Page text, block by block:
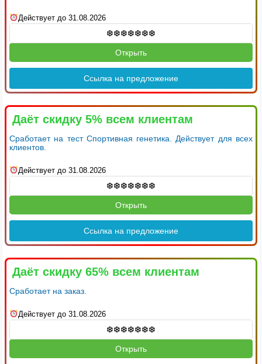
Действует до 31.08.2026
Открыть
Ссылка на предложение
Даёт скидку 5% всем клиентам
Сработает на тест Спортивная генетика. Действует для всех
клиентов.
Действует до 31.08.2026
Открыть
Ссылка на предложение
Даёт скидку 65% всем клиентам
Сработает на заказ.
Действует до 31.08.2026
Открыть